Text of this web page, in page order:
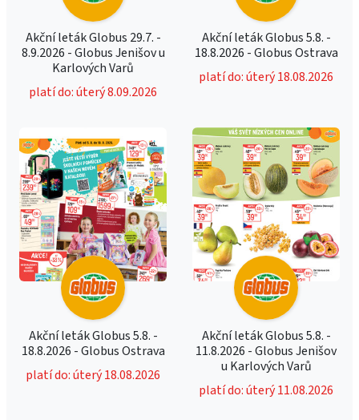
Akční leták Globus 29.7. -
8.9.2026 - Globus Jenišov u
Karlových Varů
platí do: úterý 8.09.2026
Akční leták Globus 5.8. -
18.8.2026 - Globus Ostrava
platí do: úterý 18.08.2026
Akční leták Globus 5.8. -
18.8.2026 - Globus Ostrava
platí do: úterý 18.08.2026
Akční leták Globus 5.8. -
11.8.2026 - Globus Jenišov
u Karlových Varů
platí do: úterý 11.08.2026